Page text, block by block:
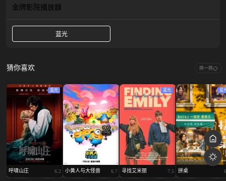
金牌影院播放器
蓝光
猜你喜欢 换一换
蓝光
呼啸山庄 6.2 小黄人与大怪兽 6.7
蓝光
寻找艾米丽 7.5
蓝
拼桌